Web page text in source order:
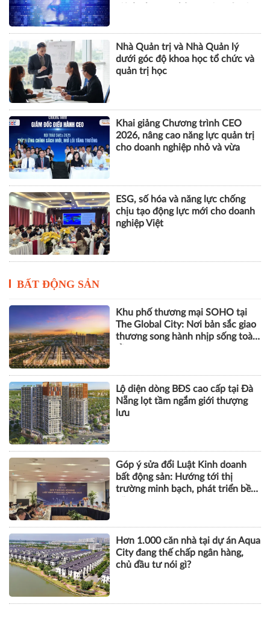
Nhà Quản trị và Nhà Quản lý
dưới góc độ khoa học tổ chức và
quản trị học
Khai giảng Chương trình CEO
2026, nâng cao năng lực quản trị
cho doanh nghiệp nhỏ và vừa
ESG, số hóa và năng lực chống
chịu tạo động lực mới cho doanh
nghiệp Việt
BẤT ĐỘNG SẢN
Khu phố thương mại SOHO tại
The Global City: Nơi bản sắc giao
thương song hành nhịp sống toàn
Lộ diện dòng BĐS cao cấp tại Đà
Nẵng lọt tầm ngắm giới thượng
lưu
Góp ý sửa đổi Luật Kinh doanh
bất động sản: Hướng tới thị
trường minh bạch, phát triển bền
Hơn 1.000 căn nhà tại dự án Aqua
City đang thế chấp ngân hàng,
chủ đầu tư nói gì?